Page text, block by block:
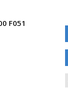
F051